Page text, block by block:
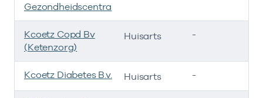
Gezondheidscentra
Kcoetz Copd Bv
(Ketenzorg)
Huisarts -
Kcoetz Diabetes B.v. Huisarts -